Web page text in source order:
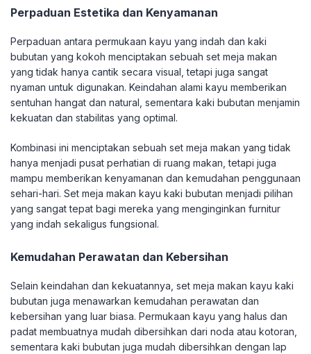
Perpaduan Estetika dan Kenyamanan
Perpaduan antara permukaan kayu yang indah dan kaki
bubutan yang kokoh menciptakan sebuah set meja makan
yang tidak hanya cantik secara visual, tetapi juga sangat
nyaman untuk digunakan. Keindahan alami kayu memberikan
sentuhan hangat dan natural, sementara kaki bubutan menjamin
kekuatan dan stabilitas yang optimal.
Kombinasi ini menciptakan sebuah set meja makan yang tidak
hanya menjadi pusat perhatian di ruang makan, tetapi juga
mampu memberikan kenyamanan dan kemudahan penggunaan
sehari-hari. Set meja makan kayu kaki bubutan menjadi pilihan
yang sangat tepat bagi mereka yang menginginkan furnitur
yang indah sekaligus fungsional.
Kemudahan Perawatan dan Kebersihan
Selain keindahan dan kekuatannya, set meja makan kayu kaki
bubutan juga menawarkan kemudahan perawatan dan
kebersihan yang luar biasa. Permukaan kayu yang halus dan
padat membuatnya mudah dibersihkan dari noda atau kotoran,
sementara kaki bubutan juga mudah dibersihkan dengan lap